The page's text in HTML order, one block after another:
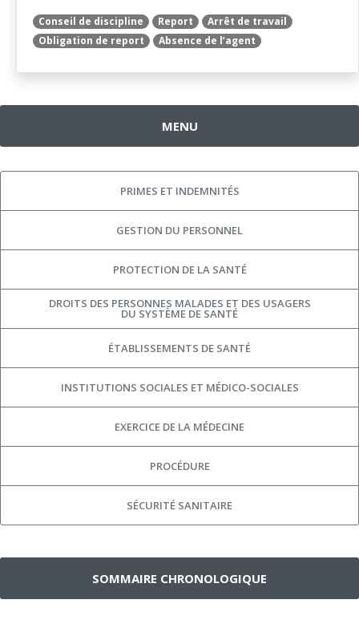
Conseil de discipline Report
Arrêt de travail
Obligation de report
Absence de l’agent
MENU
PRIMES ET INDEMNITÉS
GESTION DU PERSONNEL
PROTECTION DE LA SANTÉ
DROITS DES PERSONNES MALADES ET DES USAGERS
DU SYSTÈME DE SANTÉ
ÉTABLISSEMENTS DE SANTÉ
INSTITUTIONS SOCIALES ET MÉDICO-SOCIALES
EXERCICE DE LA MÉDECINE
PROCÉDURE
SÉCURITÉ SANITAIRE
SOMMAIRE CHRONOLOGIQUE